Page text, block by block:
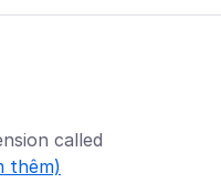
called
thêm)